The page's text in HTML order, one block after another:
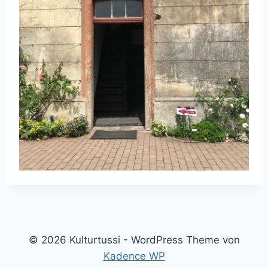
© 2026 Kulturtussi - WordPress Theme von
Kadence WP